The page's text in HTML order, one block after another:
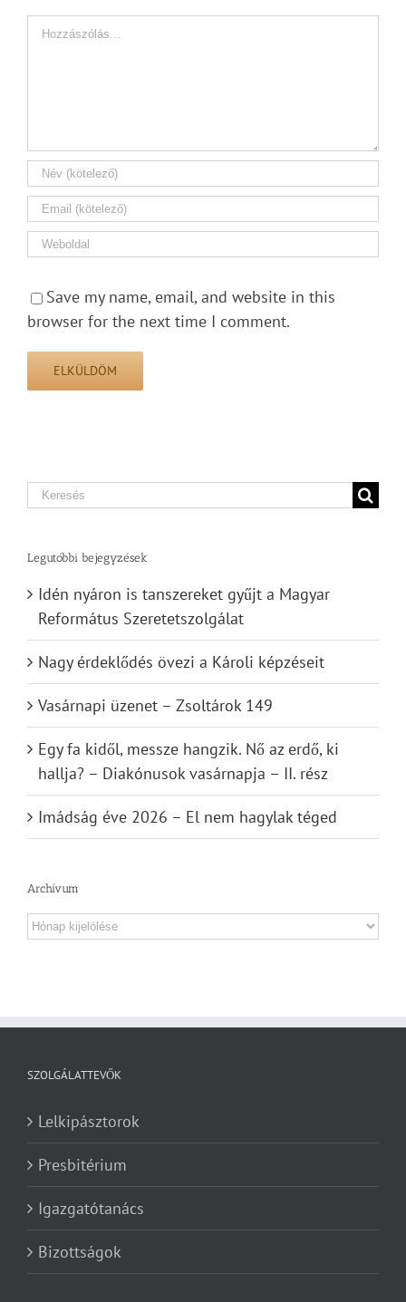
Hozzászólás
Save my name, email, and website in this
browser for the next time I comment.
Search
Legutóbbi bejegyzések
Idén nyáron is tanszereket gyűjt a Magyar
Református Szeretetszolgálat
Nagy érdeklődés övezi a Károli képzéseit
Vasárnapi üzenet – Zsoltárok 149
Egy fa kidől, messze hangzik. Nő az erdő, ki
hallja? – Diakónusok vasárnapja – II. rész
Imádság éve 2026 – El nem hagylak téged
Archívum
Archívum
SZOLGÁLATTEVŐK
Lelkipásztorok
Presbitérium
Igazgatótanács
Bizottságok